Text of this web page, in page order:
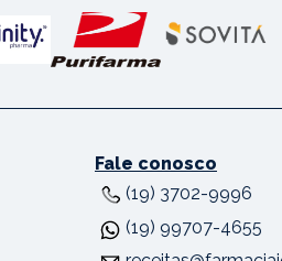
Fale conosco
(19) 3702-9996
(19) 99707-4655